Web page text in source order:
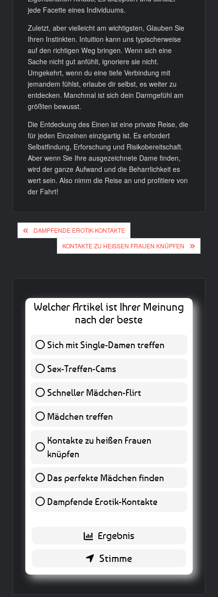
jede Facette eines Individuums.
Zuletzt, aber vielleicht am wichtigsten, Glauben Sie
Ihren Instinkten. Intuition kann uns typischerweise
auf den richtigen Weg bringen. Wenn sich eine
Sache nicht gut anfühlt, ignoriere sie nicht.
Umgekehrt, wenn du eine tiefe Verbindung mit
jemandem fühlst, erlaube dir selbst, es weiter zu
entdecken. Manchmal ist sich dein Darmgefühl am
größten bewusst.
Die Entdeckung des Einen ist eine private Reise, die
für jeden Einzelnen einzigartig ist. Es erfordert
Selbstfindung, Erforschung und Risikobereitschaft.
Aber wenn Sie Ihre ausgezeichnete Dame finden,
wird der ganze Aufwand und die Beharrlichkeit es
wert sein. Also nimm die Reise an und profitiere von
der Fahrt!
Beitragsnavigation
DAMPFENDE EROTIK-KONTAKTE
KONTAKTE ZU HEISSEN FRAUEN KNÜPFEN
Welcher Artikel ist Ihrer Meinung
nach der beste
Sich mit Single-Damen treffen
1 ( 25 % )
Sex-Treffen-Cams
Schneller Mädchen-Flirt
Mädchen treffen
Kontakte zu heißen Frauen
knüpfen
Das perfekte Mädchen finden0 ( 0 % )
Dampfende Erotik-Kontakte1 ( 25 % )